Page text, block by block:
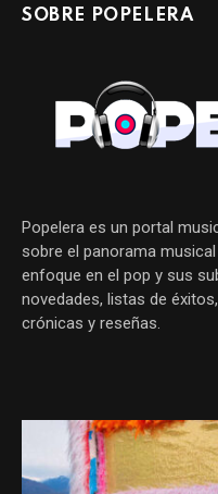
SOBRE POPELERA
Popelera es un portal
sobre el panorama
enfoque en el pop y sus
novedades, listas de
crónicas y reseñas.